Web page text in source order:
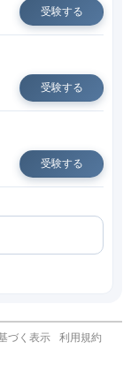
受験する
受験する
受験する
づく表示 利用規約